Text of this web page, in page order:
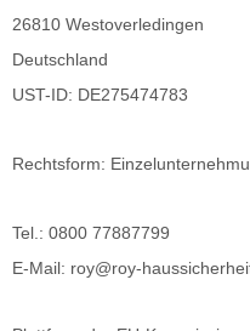
26810 Westoverledingen
Deutschland
UST-ID: DE275474783
Rechtsform:
Tel.: 0800 77887799
E-Mail: roy@roy-